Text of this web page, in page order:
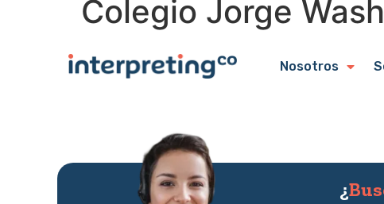
Nosotros
Colegio Jorge
¿